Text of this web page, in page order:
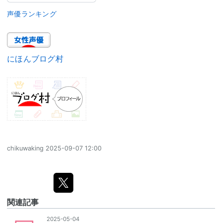
声優ランキング
にほんブログ村
chikuwaking 2025-09-07 12:00
関連記事
2025-05-04